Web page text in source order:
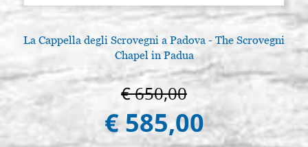
La Cappella degli Scrovegni a Padova - The Scrovegni
Chapel in Padua
€ 650,00
€ 585,00